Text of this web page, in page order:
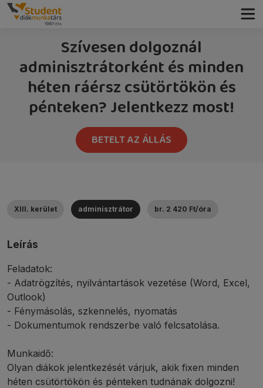
Szívesen dolgoznál
adminisztrátorként és minden
héten ráérsz csütörtökön és
pénteken? Jelentkezz most!
BETELT AZ ÁLLÁS
XIII. kerület adminisztrátor br. 2 420 Ft/óra
Leírás
Feladatok:
- Adatrögzítés, nyilvántartások vezetése (Word, Excel,
Outlook)
- Fénymásolás, szkennelés, nyomatás
- Dokumentumok rendszerbe való felcsatolása.
Munkaidő:
Olyan diákok jelentkezését várjuk, akik fixen minden
héten csütörtökön és pénteken tudnának dolgozni!